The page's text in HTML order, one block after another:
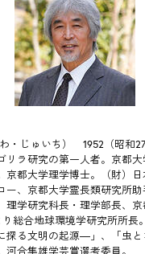
・じゅいち） 1952（昭和
リラ研究の第一人者。京都
京都大学理学博士。（財）
ー、京都大学霊長類研究所
理学研究科長・理学部長、京
総合地球環境学研究所所長
る文明の起源―」、「虫と
河合隼雄学芸賞選考委員。